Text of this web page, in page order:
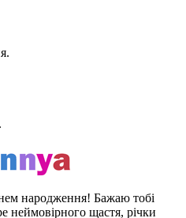
​​народження! Бажаю тобі
неймовірного щастя, річки